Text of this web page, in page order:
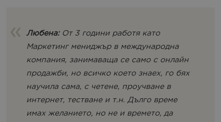
Любена: От 3 години работя като
Маркетинг мениджър в международна
компания, занимаваща се само с онлайн
продажби, но всичко което знаех, го бях
научила сама, с четене, проучване в
интернет, тестване и т.н. Дълго време
имах желанието, но не и времето, да